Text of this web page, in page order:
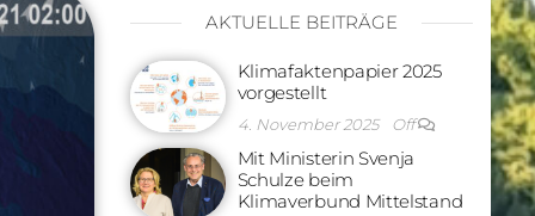
AKTUELLE BEITRÄGE
Klimafaktenpapier 2025
vorgestellt
4. November 2025 Off
Mit Ministerin Svenja
Schulze beim
Klimaverbund Mittelstand